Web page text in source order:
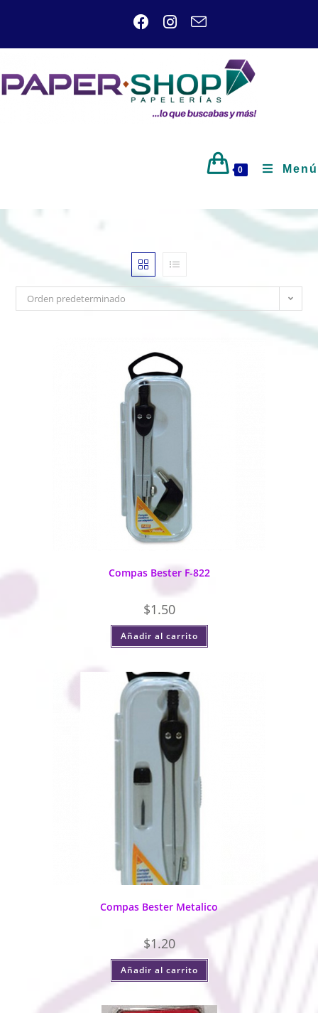
0 Menú
Orden predeterminado
Compas Bester F-822
$1.50
Añadir al carrito
Compas Bester Metalico
$1.20
Añadir al carrito